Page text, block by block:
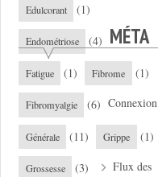
Edulcorant (1)
Endométriose (4)
Fatigue (1) Fibrome (1)
Fibromyalgie (6)
Générale (11) Grippe (1)
Grossesse (3)
MÉTA
Connexion
Flux des